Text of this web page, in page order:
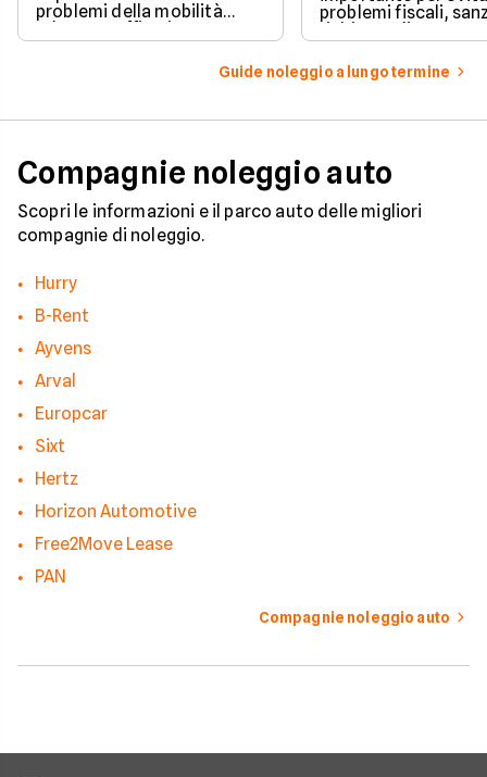
problemi della mobilità
urbana: traffico intenso,
parcheggi limitati e costi di
gestione sempre più alti.
problemi fiscali,
richieste di
inattese.
Guide noleggio a lungo termine
Compagnie noleggio auto
Scopri le informazioni e il parco auto delle migliori
compagnie di noleggio.
Hurry
B-Rent
Ayvens
Arval
Europcar
Sixt
Hertz
Horizon Automotive
Free2Move Lease
PAN
Compagnie noleggio auto